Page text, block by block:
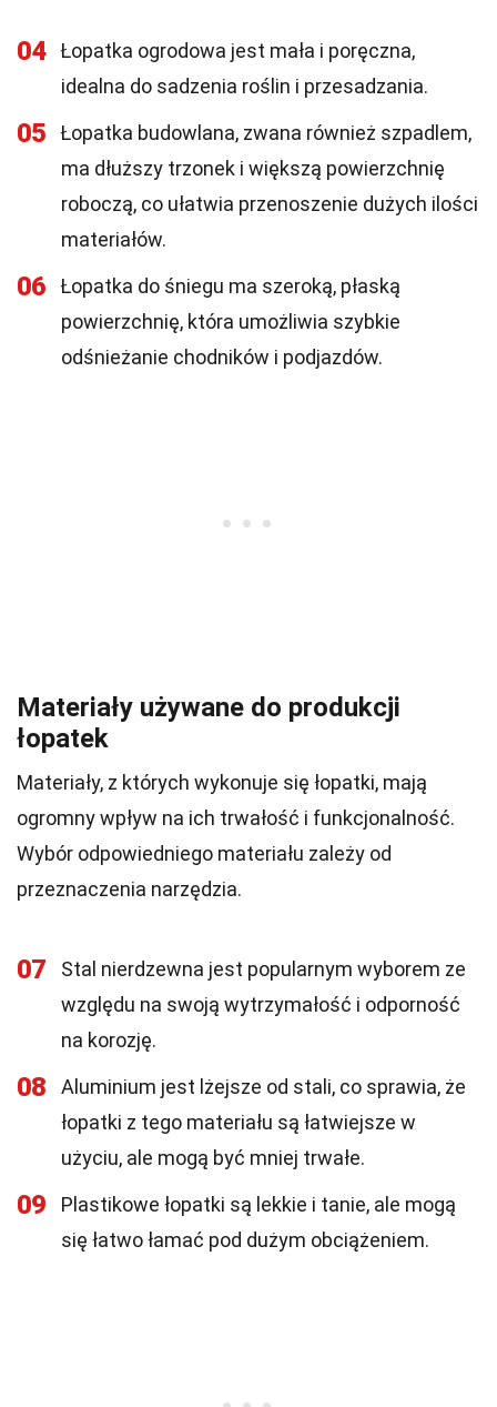
04
Łopatka ogrodowa jest mała i poręczna,
idealna do sadzenia roślin i przesadzania.
05
Łopatka budowlana, zwana również szpadlem,
ma dłuższy trzonek i większą powierzchnię
roboczą, co ułatwia przenoszenie dużych ilości
materiałów.
06
Łopatka do śniegu ma szeroką, płaską
powierzchnię, która umożliwia szybkie
odśnieżanie chodników i podjazdów.
Materiały używane do produkcji
łopatek
Materiały, z których wykonuje się łopatki, mają
ogromny wpływ na ich trwałość i funkcjonalność.
Wybór odpowiedniego materiału zależy od
przeznaczenia narzędzia.
07
Stal nierdzewna jest popularnym wyborem ze
względu na swoją wytrzymałość i odporność
na korozję.
08
Aluminium jest lżejsze od stali, co sprawia, że
łopatki z tego materiału są łatwiejsze w
użyciu, ale mogą być mniej trwałe.
09
Plastikowe łopatki są lekkie i tanie, ale mogą
się łatwo łamać pod dużym obciążeniem.